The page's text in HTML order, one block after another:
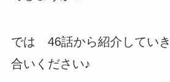
では 46話から紹介してい
合いください♪